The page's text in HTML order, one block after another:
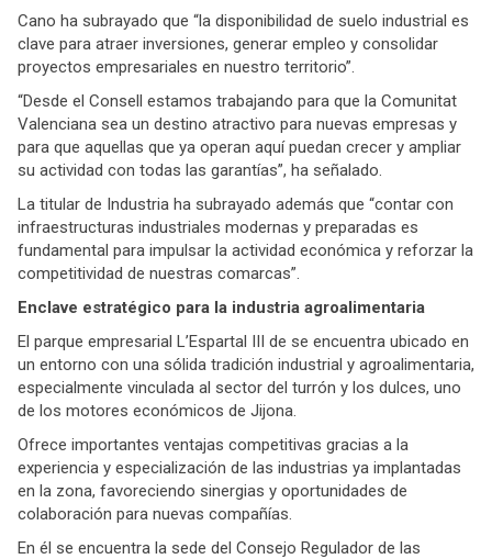
Cano ha subrayado que “la disponibilidad de suelo industrial es
clave para atraer inversiones, generar empleo y consolidar
proyectos empresariales en nuestro territorio”.
“Desde el Consell estamos trabajando para que la Comunitat
Valenciana sea un destino atractivo para nuevas empresas y
para que aquellas que ya operan aquí puedan crecer y ampliar
su actividad con todas las garantías”, ha señalado.
La titular de Industria ha subrayado además que “contar con
infraestructuras industriales modernas y preparadas es
fundamental para impulsar la actividad económica y reforzar la
competitividad de nuestras comarcas”.
Enclave estratégico para la industria agroalimentaria
El parque empresarial L’Espartal III de se encuentra ubicado en
un entorno con una sólida tradición industrial y agroalimentaria,
especialmente vinculada al sector del turrón y los dulces, uno
de los motores económicos de Jijona.
Ofrece importantes ventajas competitivas gracias a la
experiencia y especialización de las industrias ya implantadas
en la zona, favoreciendo sinergias y oportunidades de
colaboración para nuevas compañías.
En él se encuentra la sede del Consejo Regulador de las